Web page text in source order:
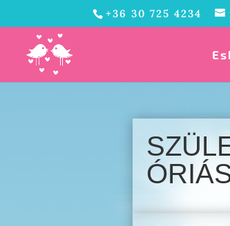
+36 30 725 4234